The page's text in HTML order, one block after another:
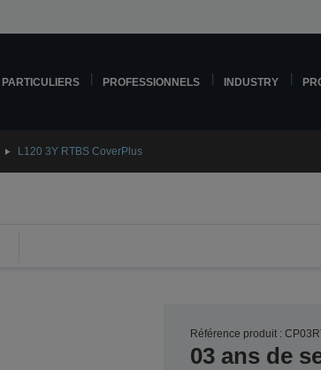
PARTICULIERS PROFESSIONNELS INDUSTRY
L120 3Y RTBS CoverPlus
Référence produit :
03 ans de